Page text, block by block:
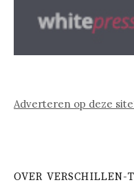
Adverteren op deze
OVER VERSCHILLEN-